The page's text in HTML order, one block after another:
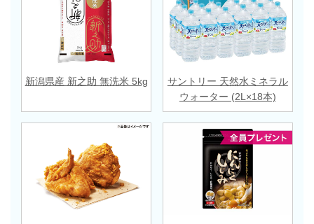
新潟県産 新之助 無洗米 5kg
サントリー 天然水ミネラル
ウォーター (2L×18本)